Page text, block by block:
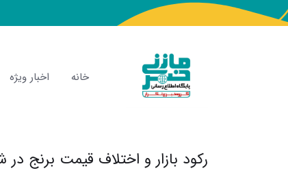
خانه اخبار ویژه
رکود بازار و اختلاف قیمت برنج در